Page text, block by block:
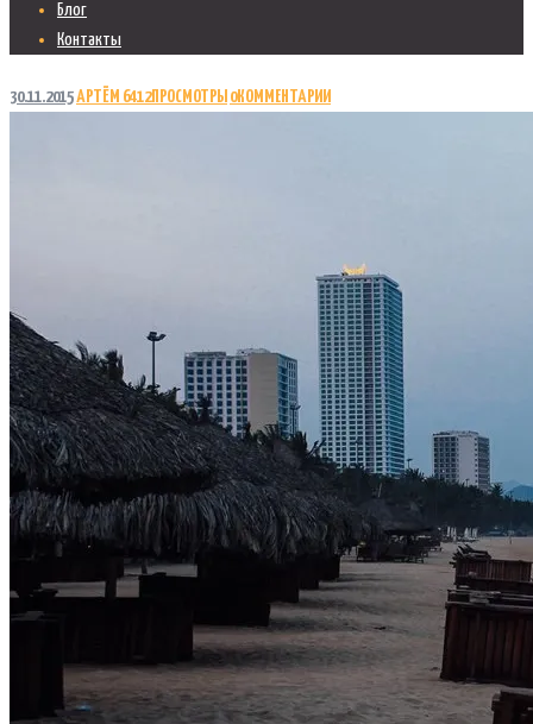
Блог
Контакты
30.11.2015АРТЁМ 6412ПРОСМОТРЫ 0КОММЕНТАРИИ